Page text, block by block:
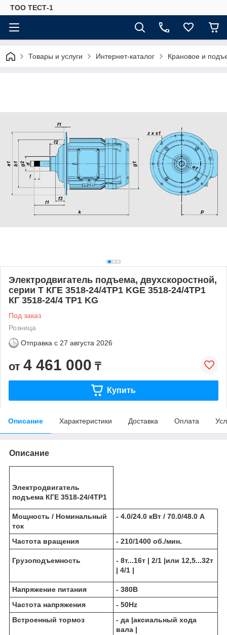
ТОО ТЕСТ-1
Товары и услуги Интернет-каталог Крановое и
Электродвигатель подъема, двухскоростной,
серии T КГЕ 3518-24/4ТР1 KGE 3518-24/4TP1
КГ 3518-24/4 ТР1 KG
Под заказ
Розница
Отправка с 27 августа 2026
от 4 461 000 ₸
Купить
Описание Характеристики Доставка Оплата
Описание
Электродвигатель
подъема КГЕ 3518-24/4ТР1
Мощность / Номинальный
ток
- 4.0/24.0 кВт / 70.0/48.0 А
Частота вращения - 210/1400 об./мин.
Грузоподъемность
- 8т...16т | 2/1 |или 12,5...32т
| 4/1 |
Напряжение питания
- 380В
Частота напряжения
- 50Hz
Встроенный тормоз
- да |аксиальный хода
вала |